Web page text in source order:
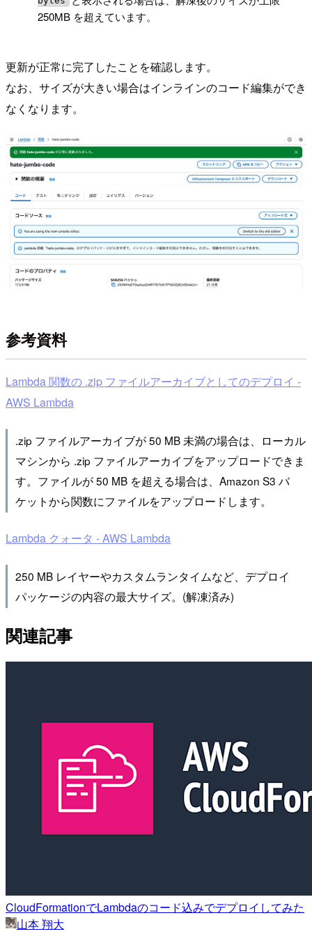
250MB を超えています。
更新が正常に完了したことを確認します。
なお、サイズが大きい場合はインラインのコード編集ができ
なくなります。
参考資料
Lambda 関数の .zip ファイルアーカイブとしてのデプロイ -
AWS Lambda
.zip ファイルアーカイブが 50 MB 未満の場合は、ローカル
マシンから .zip ファイルアーカイブをアップロードできま
す。ファイルが 50 MB を超える場合は、Amazon S3 バ
ケットから関数にファイルをアップロードします。
Lambda クォータ - AWS Lambda
250 MB レイヤーやカスタムランタイムなど、デプロイ
パッケージの内容の最大サイズ。(解凍済み)
関連記事
CloudFormationでLambdaのコード込みでデプロイしてみた
山本 翔大